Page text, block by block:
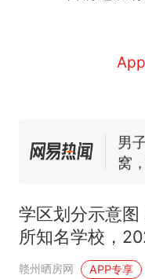
新
因
协
男
窝
回
来
笔
官
热
学区划分示意图
所知名学校，
园和义务教育学
赣州晒房网 APP专享